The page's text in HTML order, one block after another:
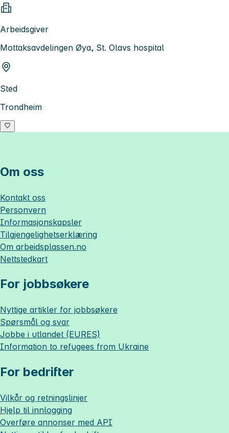
Arbeidsgiver
Mottaksavdelingen Øya, St. Olavs hospital
Sted
Trondheim
Om oss
Kontakt oss
Personvern
Informasjonskapsler
Tilgjengelighetserklæring
Om arbeidsplassen.no
Nettstedkart
For jobbsøkere
Nyttige artikler for jobbsøkere
Spørsmål og svar
Jobbe i utlandet (EURES)
Information to refugees from Ukraine
For bedrifter
Vilkår og retningslinjer
Hjelp til innlogging
Overføre annonser med API